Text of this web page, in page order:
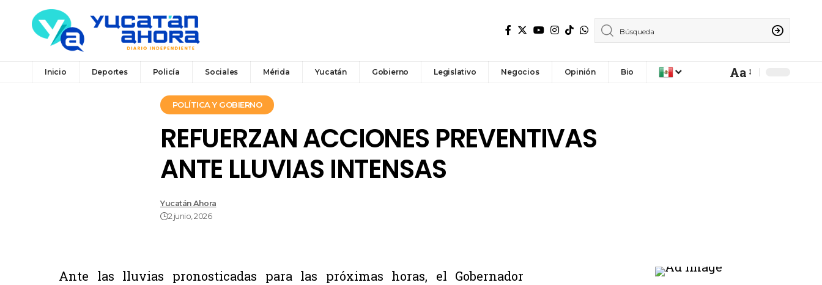
Inicio Deportes Policía Sociales Mérida Yucatán Gobierno Legislativo Negocios Opinión Bio Aa
POLÍTICA Y GOBIERNO
REFUERZAN ACCIONES PREVENTIVAS
ANTE LLUVIAS INTENSAS
Yucatán Ahora
2 junio, 2026
Ante las lluvias pronosticadas para las próximas horas, el Gobernador